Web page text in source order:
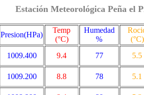
Estación Meteorológica Peña el
Presion(HPa)
Temp
(°C)
Humedad
%
(°C)
1009.400 9.4 77
5.5
1009.200 8.8 78
5.1